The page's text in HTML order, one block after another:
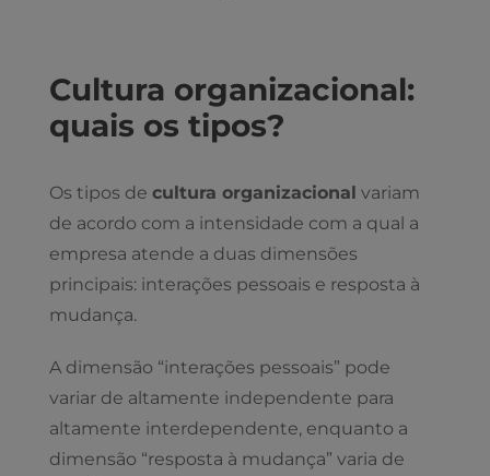
Cultura organizacional:
quais os tipos?
Os tipos de cultura organizacional variam
de acordo com a intensidade com a qual a
empresa atende a duas dimensões
principais: interações pessoais e resposta à
mudança.
A dimensão “interações pessoais” pode
variar de altamente independente para
altamente interdependente, enquanto a
dimensão “resposta à mudança” varia de